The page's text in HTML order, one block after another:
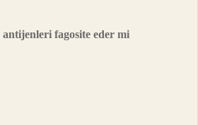
fagosite eder mi